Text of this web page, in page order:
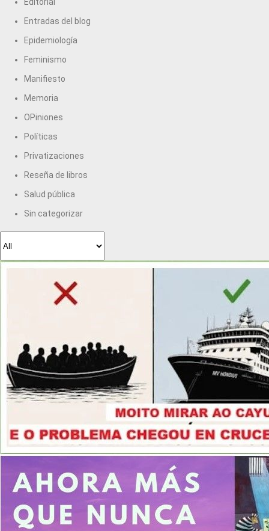
Entradas del blog
Epidemiología
Feminismo
Manifiesto
Memoria
OPiniones
Políticas
Privatizaciones
Reseña de libros
Salud pública
Sin categorizar